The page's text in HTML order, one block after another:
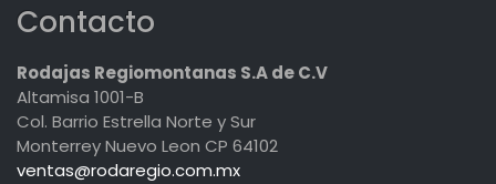
Contacto
Rodajas Regiomontanas S.A de C.V
Altamisa 1001-B
Col. Barrio Estrella Norte y Sur
Monterrey Nuevo Leon CP 64102
ventas@rodaregio.com.mx